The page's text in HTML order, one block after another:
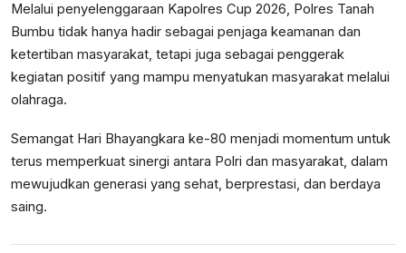
Melalui penyelenggaraan Kapolres Cup 2026, Polres Tanah
Bumbu tidak hanya hadir sebagai penjaga keamanan dan
ketertiban masyarakat, tetapi juga sebagai penggerak
kegiatan positif yang mampu menyatukan masyarakat melalui
olahraga.
Semangat Hari Bhayangkara ke-80 menjadi momentum untuk
terus memperkuat sinergi antara Polri dan masyarakat, dalam
mewujudkan generasi yang sehat, berprestasi, dan berdaya
saing.